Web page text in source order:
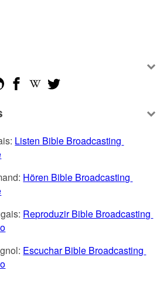
Listen Bible Broadcasting
Hören Bible Broadcasting
Reproduzir Bible Broadcasting
Escuchar Bible Broadcasting